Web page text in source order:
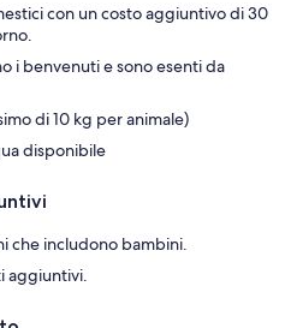
con un costo aggiuntivo di 30
i benvenuti e sono esenti da
di 10 kg per animale)
disponibile
che includono bambini.
aggiuntivi.